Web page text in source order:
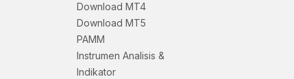
Download MT4
Download MT5
PAMM
Instrumen Analisis &
Indikator